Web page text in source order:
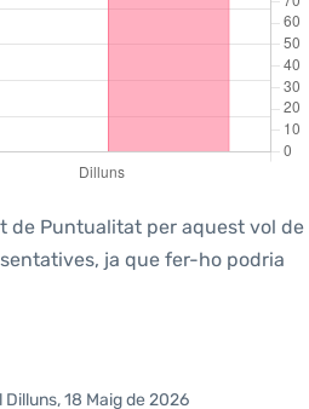
de Puntualitat per aquest vol de
ja que fer-ho podria
18 Maig de 2026